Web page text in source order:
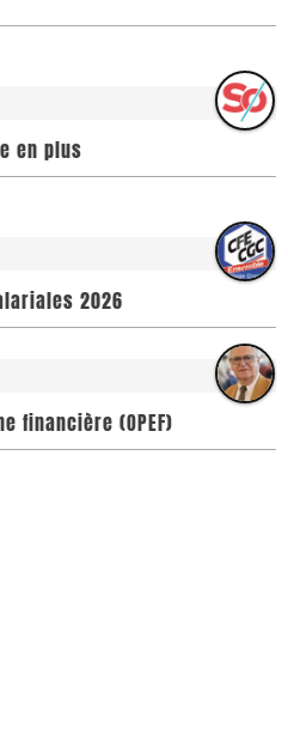
en plus
2026
financière (OPEF)